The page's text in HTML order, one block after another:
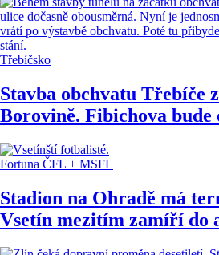
Třebíčsko
Stavba obchvatu Třebíče
Borovině. Fibichova bude
Fortuna ČFL + MSFL
Stadion na Ohradě má
Vsetín mezitím zamíří do